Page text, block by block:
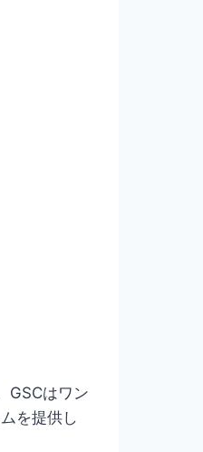
GSCはワン
を提供し